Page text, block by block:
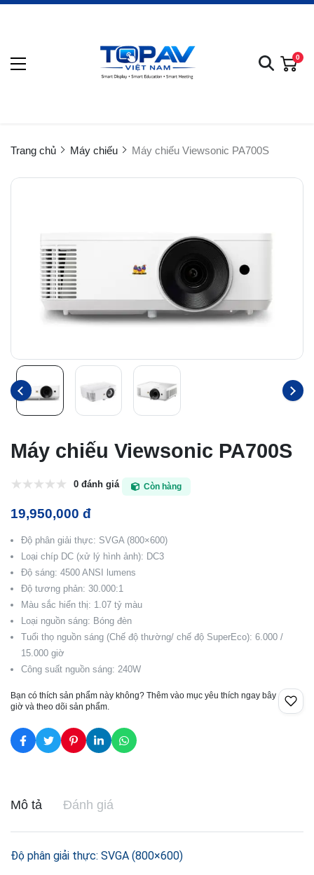
0
Trang chủ Máy chiếu Máy chiếu Viewsonic PA700S
Máy chiếu Viewsonic PA700S
0 đánh giá Còn hàng
19,950,000 đ
Độ phân giải thực: SVGA (800×600)
Loại chíp DC (xử lý hình ảnh): DC3
Độ sáng: 4500 ANSI lumens
Độ tương phản: 30.000:1
Màu sắc hiển thị: 1.07 tỷ màu
Loại nguồn sáng: Bóng đèn
Tuổi thọ nguồn sáng (Chế độ thường/ chế độ SuperEco): 6.000 /
15.000 giờ
Công suất nguồn sáng: 240W
Bạn có thích sản phẩm này không? Thêm vào mục yêu thích ngay bây
giờ và theo dõi sản phẩm.
Mô tả Đánh giá
Độ phân giải thực: SVGA (800×600)